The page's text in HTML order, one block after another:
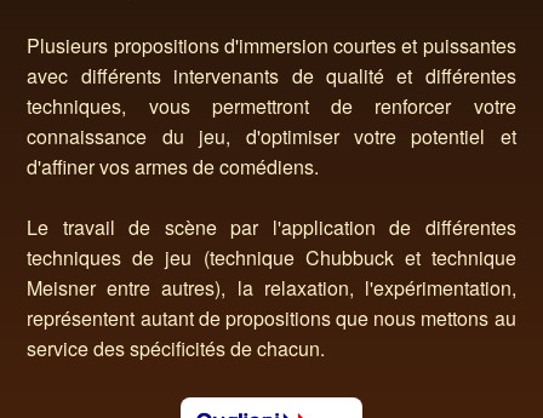
Plusieurs propositions d'immersion courtes et puissantes
avec différents intervenants de qualité et différentes
techniques, vous permettront de renforcer votre
connaissance du jeu, d'optimiser votre potentiel et
d'affiner vos armes de comédiens.
Le travail de scène par l'application de différentes
techniques de jeu (technique Chubbuck et technique
Meisner entre autres), la relaxation, l'expérimentation,
représentent autant de propositions que nous mettons au
service des spécificités de chacun.